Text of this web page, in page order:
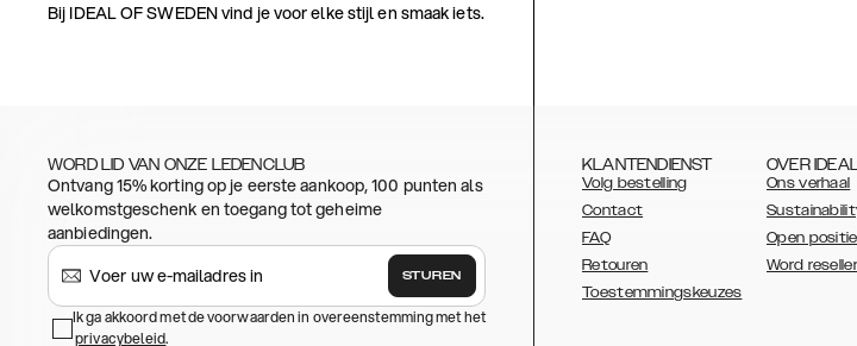
Bij IDEAL OF SWEDEN vind je voor elke stijl en smaak iets.
WORD LID VAN ONZE LEDENCLUB
Ontvang 15% korting op je eerste aankoop, 100 punten als
welkomstgeschenk en toegang tot geheime
aanbiedingen.
STUREN
Ik ga akkoord met de voorwaarden in overeenstemming met het
privacybeleid.
KLANTENDIENST
Volg bestelling
Contact
FAQ
Retouren
Toestemmingskeuzes
OVER
Ons verhaal
Open
Word reseller
AUSTRALIA